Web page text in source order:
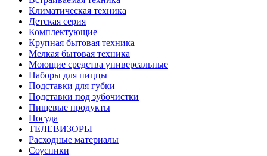
Климатическая техника
Детская серия
Комплектующие
Крупная бытовая техника
Мелкая бытовая техника
Моющие средства универсальные
Наборы для пиццы
Подставки для губки
Подставки под зубочистки
Пищевые продукты
Посуда
ТЕЛЕВИЗОРЫ
Расходные материалы
Соусники